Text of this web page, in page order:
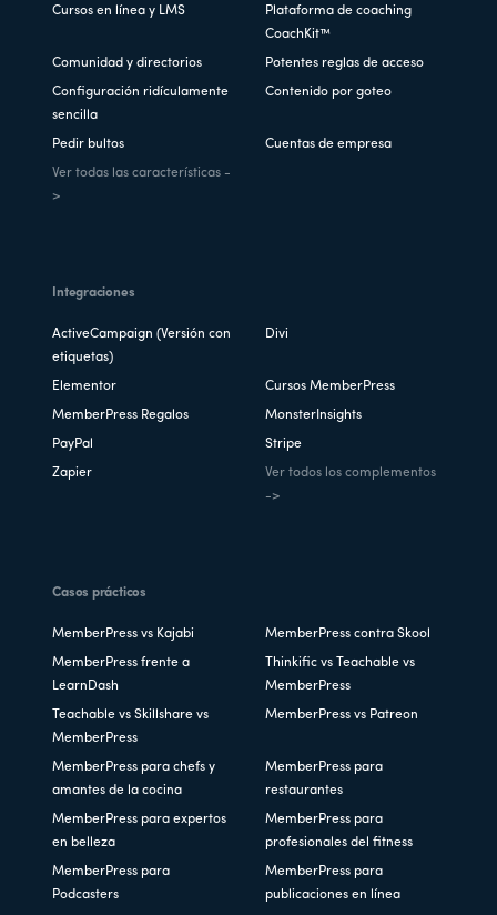
Cursos en línea y LMS
Plataforma de coaching
CoachKit™
Comunidad y directorios Potentes reglas de acceso
Configuración ridículamente
sencilla
Contenido por goteo
Pedir bultos Cuentas de empresa
Ver todas las características -
>
Integraciones
ActiveCampaign (Versión con
etiquetas)
Divi
Elementor Cursos MemberPress
MemberPress Regalos MonsterInsights
PayPal Stripe
Zapier
Ver todos los complementos
->
Casos prácticos
MemberPress vs Kajabi MemberPress contra Skool
MemberPress frente a
LearnDash
Thinkific vs Teachable vs
MemberPress
Teachable vs Skillshare vs
MemberPress
MemberPress vs Patreon
MemberPress para chefs y
amantes de la cocina
MemberPress para
restaurantes
MemberPress para expertos
en belleza
MemberPress para
profesionales del fitness
MemberPress para
Podcasters
MemberPress para
publicaciones en línea